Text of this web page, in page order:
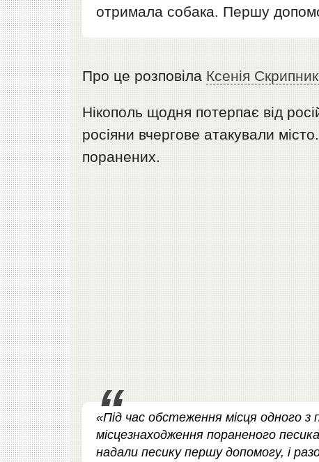
отримала собака. Першу
Про це розповіла Ксенія
Нікополь щодня потерпає від
росіяни вчергове атакували
поранених.
«Під час обстеження місця одного з
місцезнаходження пораненого
надали песику першу допомогу, і